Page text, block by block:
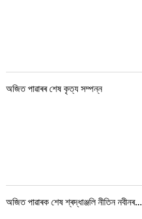
অজিত পাৱাৰৰ শেষ কৃত্য সম্পন্ন
অজিত পাৱাৰক শেষ শ্ৰদ্ধাঞ্জলি নীতিন নবীনৰ...